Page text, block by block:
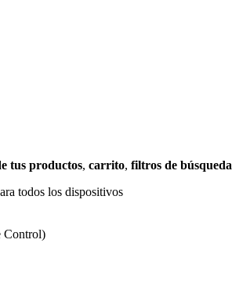
tus productos, carrito, filtros de búsqueda
todos los dispositivos
Control)